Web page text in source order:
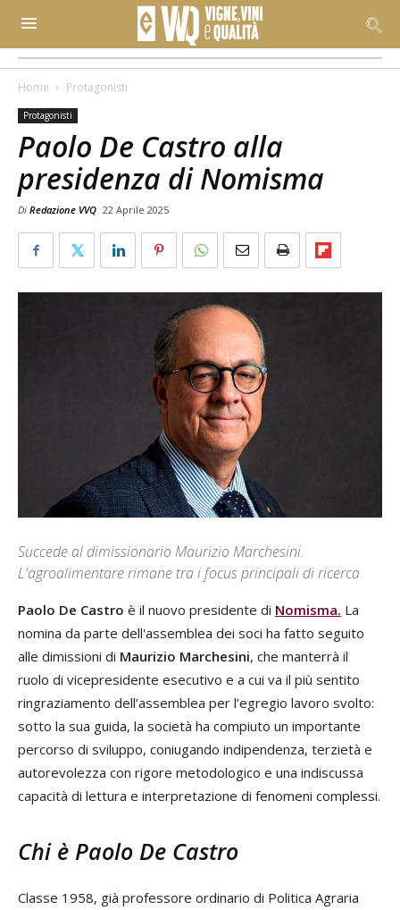
Home Protagonisti
Protagonisti
Paolo De Castro alla
presidenza di Nomisma
Di Redazione VVQ 22 Aprile 2025
Succede al dimissionario Maurizio Marchesini.
L'agroalimentare rimane tra i focus principali di ricerca
Paolo De Castro è il nuovo presidente di Nomisma. La
nomina da parte dell'assemblea dei soci ha fatto seguito
alle dimissioni di Maurizio Marchesini, che manterrà il
ruolo di vicepresidente esecutivo e a cui va il più sentito
ringraziamento dell’assemblea per l’egregio lavoro svolto:
sotto la sua guida, la società ha compiuto un importante
percorso di sviluppo, coniugando indipendenza, terzietà e
autorevolezza con rigore metodologico e una indiscussa
capacità di lettura e interpretazione di fenomeni complessi.
Chi è Paolo De Castro
Classe 1958, già professore ordinario di Politica Agraria